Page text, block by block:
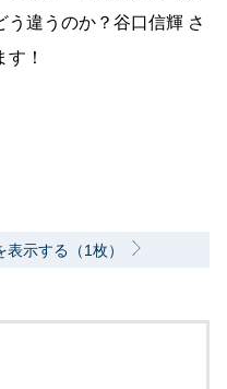
う違うのか？谷口信輝 さ
！
示する（1枚）